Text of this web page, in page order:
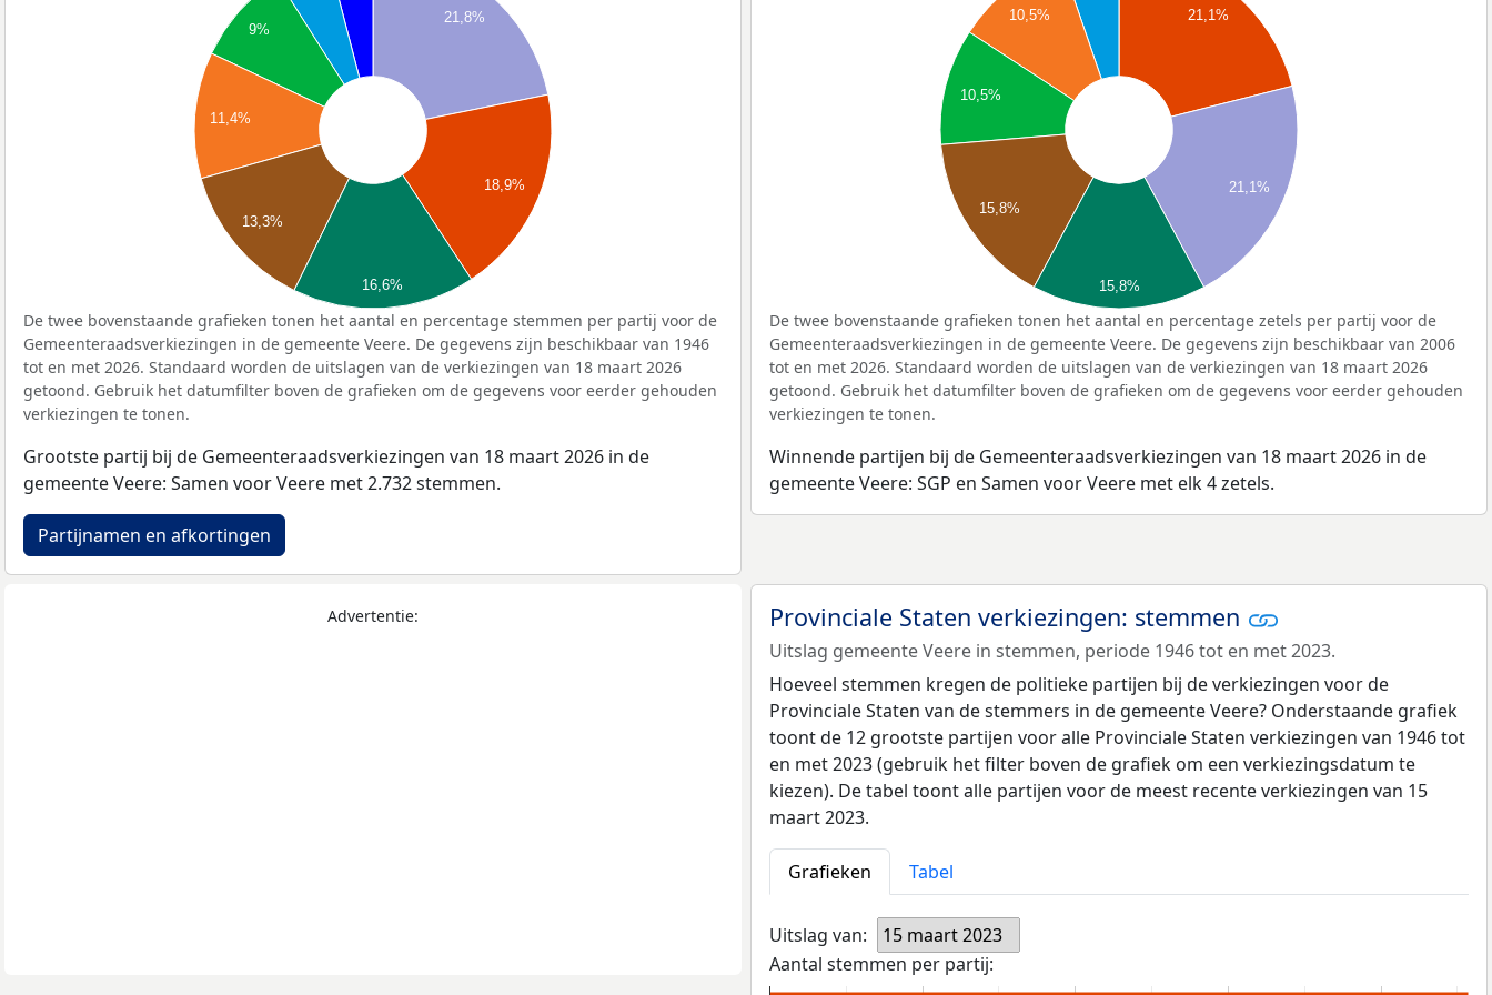
21,8%
18,9%
9%
11,4%
13,3%
16,6%
De twee bovenstaande grafieken tonen het aantal en percentage stemmen per partij voor de
Gemeenteraadsverkiezingen in de gemeente Veere. De gegevens zijn beschikbaar van 1946
tot en met 2026. Standaard worden de uitslagen van de verkiezingen van 18 maart 2026
getoond. Gebruik het datumfilter boven de grafieken om de gegevens voor eerder gehouden
verkiezingen te tonen.
Grootste partij bij de Gemeenteraadsverkiezingen van 18 maart 2026 in de
gemeente Veere: Samen voor Veere met 2.732 stemmen.
Partijnamen en afkortingen
21,1%
21,1%
10,5%
10,5%
15,8%
15,8%
De twee bovenstaande grafieken tonen het aantal en percentage zetels per partij voor de
Gemeenteraadsverkiezingen in de gemeente Veere. De gegevens zijn beschikbaar van 2006
tot en met 2026. Standaard worden de uitslagen van de verkiezingen van 18 maart 2026
getoond. Gebruik het datumfilter boven de grafieken om de gegevens voor eerder gehouden
verkiezingen te tonen.
Winnende partijen bij de Gemeenteraadsverkiezingen van 18 maart 2026 in de
gemeente Veere: SGP en Samen voor Veere met elk 4 zetels.
Advertentie: Provinciale Staten verkiezingen: stemmen
Uitslag gemeente Veere in stemmen, periode 1946 tot en met 2023.
Hoeveel stemmen kregen de politieke partijen bij de verkiezingen voor de
Provinciale Staten van de stemmers in de gemeente Veere? Onderstaande grafiek
toont de 12 grootste partijen voor alle Provinciale Staten verkiezingen van 1946 tot
en met 2023 (gebruik het filter boven de grafiek om een verkiezingsdatum te
kiezen). De tabel toont alle partijen voor de meest recente verkiezingen van 15
maart 2023.
Grafieken Tabel
Uitslag van:
15 maart 2023
Aantal stemmen per partij: